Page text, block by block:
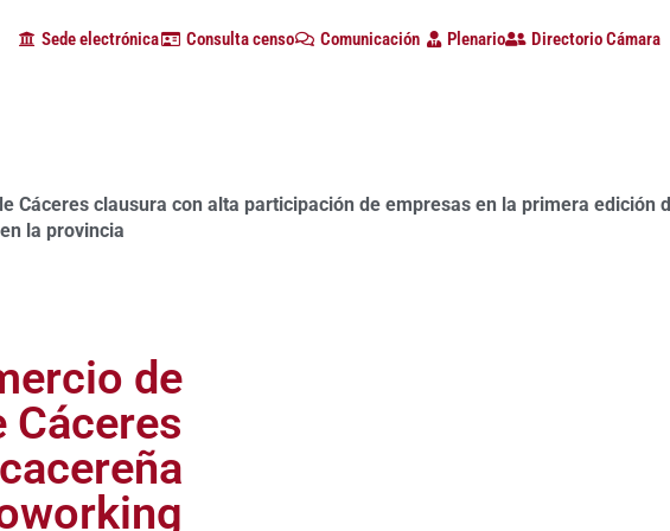
Sede electrónica Consulta censo Comunicación Plenario Directorio Cámara
Cáceres refuerza su papel como motor de desarrollo provincial tras
en el primer semestre de 2026
de
Cáceres